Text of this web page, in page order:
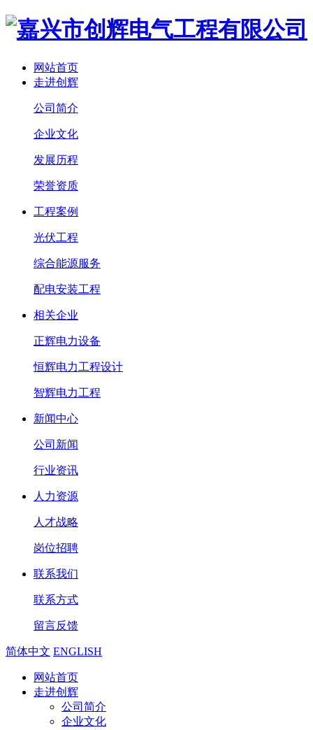
网站首页
走进创辉
公司简介
企业文化
发展历程
荣誉资质
工程案例
光伏工程
综合能源服务
配电安装工程
相关企业
正辉电力设备
恒辉电力工程设计
智辉电力工程
新闻中心
公司新闻
行业资讯
人力资源
人才战略
岗位招聘
联系我们
联系方式
留言反馈
简体中文 ENGLISH
网站首页
走进创辉
公司简介
企业文化